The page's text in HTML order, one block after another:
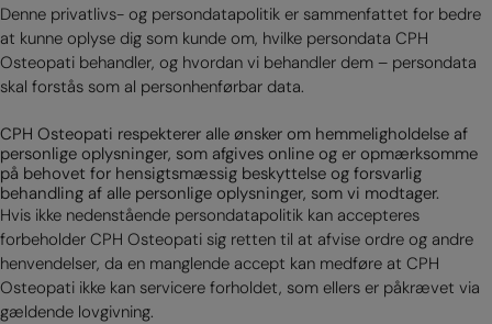
Denne privatlivs- og persondatapolitik er sammenfattet for bedre
at kunne oplyse dig som kunde om, hvilke persondata CPH
Osteopati behandler, og hvordan vi behandler dem – persondata
skal forstås som al personhenførbar data.
CPH Osteopati respekterer alle ønsker om hemmeligholdelse af
personlige oplysninger, som afgives online og er opmærksomme
på behovet for hensigtsmæssig beskyttelse og forsvarlig
behandling af alle personlige oplysninger, som vi modtager.
Hvis ikke nedenstående persondatapolitik kan accepteres
forbeholder CPH Osteopati sig retten til at afvise ordre og andre
henvendelser, da en manglende accept kan medføre at CPH
Osteopati ikke kan servicere forholdet, som ellers er påkrævet via
gældende lovgivning.